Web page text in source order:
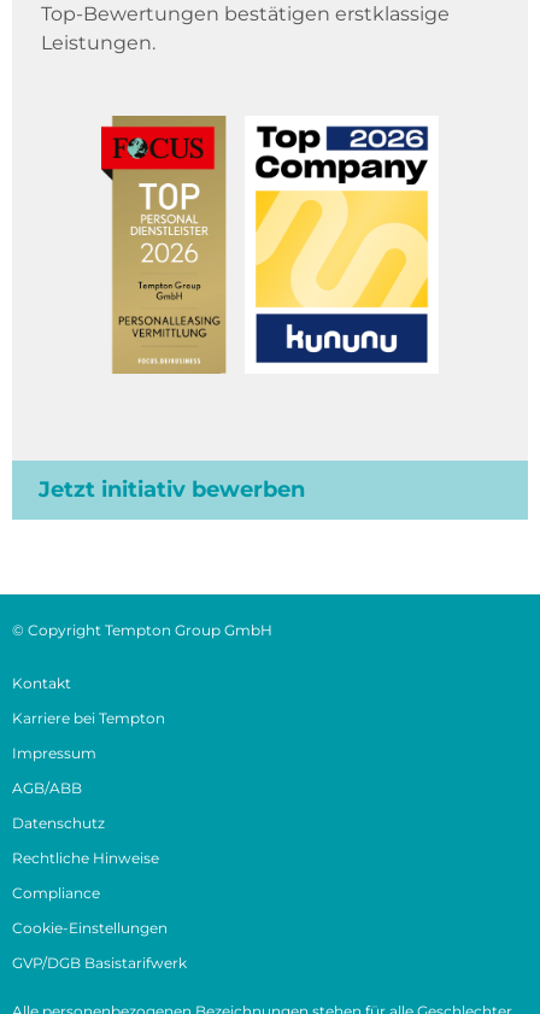
Top-Bewertungen bestätigen erstklassige
Leistungen.
Jetzt initiativ bewerben
© Copyright Tempton Group GmbH
Kontakt
Karriere bei Tempton
Impressum
AGB/ABB
Datenschutz
Rechtliche Hinweise
Compliance
Cookie-Einstellungen
GVP/DGB Basistarifwerk